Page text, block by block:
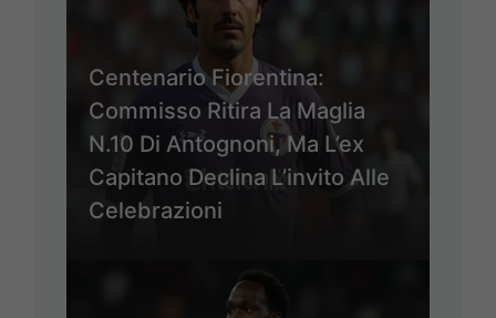
Centenario Fiorentina:
Commisso Ritira La Maglia
N.10 Di Antognoni, Ma L’ex
Capitano Declina L’invito Alle
Celebrazioni